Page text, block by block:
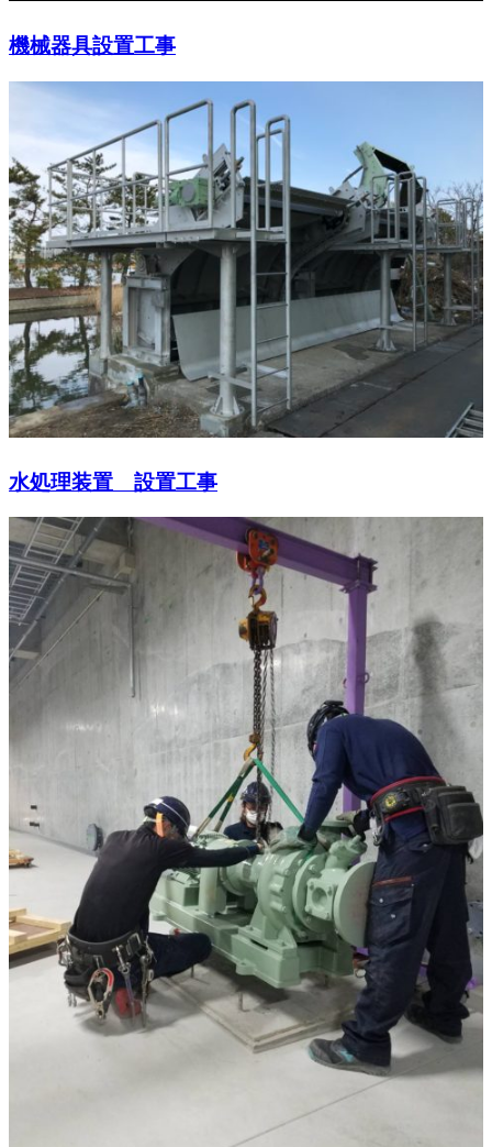
機械器具設置工事
水処理装置 設置工事